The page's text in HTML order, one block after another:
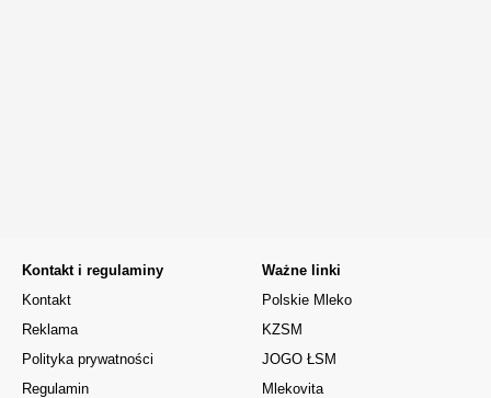
Kontakt i regulaminy
Kontakt
Reklama
Polityka prywatności
Regulamin
Ważne linki
Polskie Mleko
KZSM
JOGO ŁSM
Mlekovita